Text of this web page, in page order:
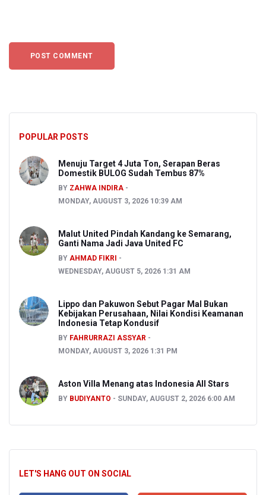
POPULAR POSTS
Menuju Target 4 Juta Ton, Serapan Beras
Domestik BULOG Sudah Tembus 87%
BY ZAHWA INDIRA
MONDAY, AUGUST 3, 2026 10:39 AM
Malut United Pindah Kandang ke Semarang,
Ganti Nama Jadi Java United FC
BY AHMAD FIKRI
WEDNESDAY, AUGUST 5, 2026 1:31 AM
Lippo dan Pakuwon Sebut Pagar Mal Bukan
Kebijakan Perusahaan, Nilai Kondisi Keamanan
Indonesia Tetap Kondusif
BY FAHRURRAZI ASSYAR
MONDAY, AUGUST 3, 2026 1:31 PM
Aston Villa Menang atas Indonesia All Stars
BY BUDIYANTO SUNDAY, AUGUST 2, 2026 6:00 AM
LET'S HANG OUT ON SOCIAL